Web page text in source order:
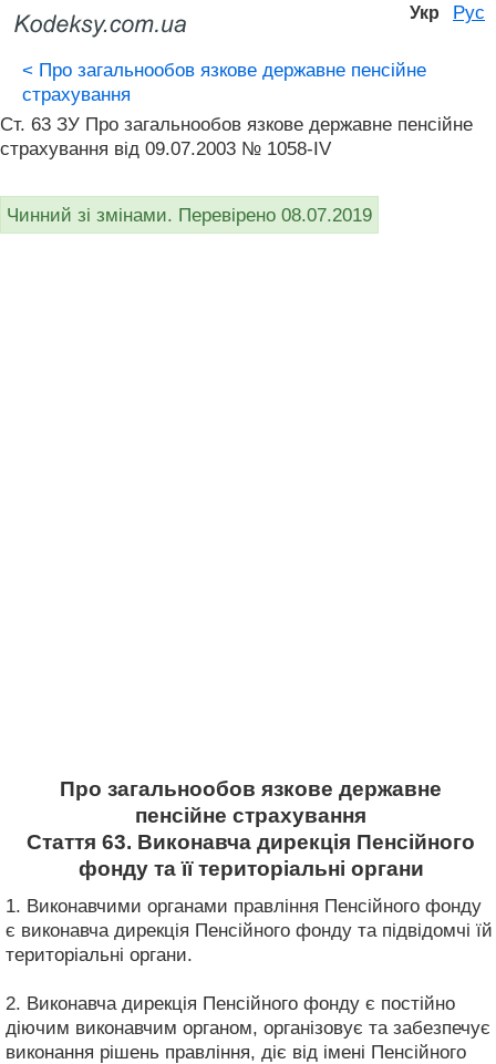
Укр Рус
< Про загальнообов язкове державне пенсійне
страхування
Ст. 63 ЗУ Про загальнообов язкове державне пенсійне
страхування від 09.07.2003 № 1058-IV
Чинний зі змінами. Перевірено 08.07.2019
Про загальнообов язкове державне
пенсійне страхування
Стаття 63. Виконавча дирекція Пенсійного
фонду та її територіальні органи
1. Виконавчими органами правління Пенсійного фонду
є виконавча дирекція Пенсійного фонду та підвідомчі їй
територіальні органи.
2. Виконавча дирекція Пенсійного фонду є постійно
діючим виконавчим органом, організовує та забезпечує
виконання рішень правління, діє від імені Пенсійного